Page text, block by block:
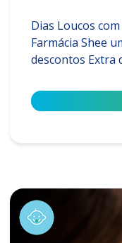
Dias Loucos
Farmácia Shee
descontos Extra